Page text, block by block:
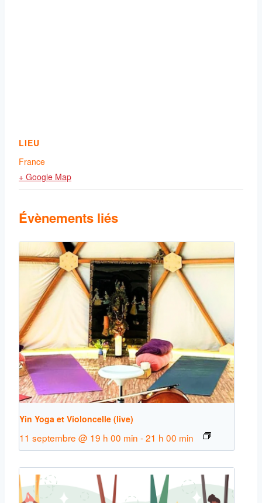
LIEU
France
+ Google Map
Évènements liés
Yin Yoga et Violoncelle (live)
11 septembre @ 19 h 00 min -21 h 00 min